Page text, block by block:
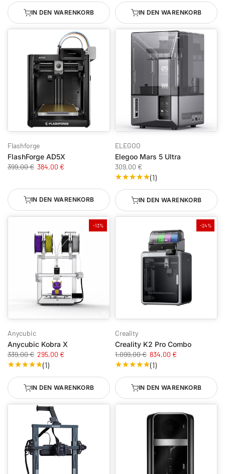
IN DEN WARENKORB IN DEN WARENKORB
Flashforge
FlashForge AD5X
399,00 € 384,00 €
IN DEN WARENKORB
ELEGOO
Elegoo Mars 5 Ultra
309,00 €
(1)
IN DEN WARENKORB
-13%
Anycubic
Anycubic Kobra X
339,00 € 295,00 €
(1)
IN DEN WARENKORB
-24%
Creality
Creality K2 Pro Combo
1.099,00 € 834,00 €
(1)
IN DEN WARENKORB